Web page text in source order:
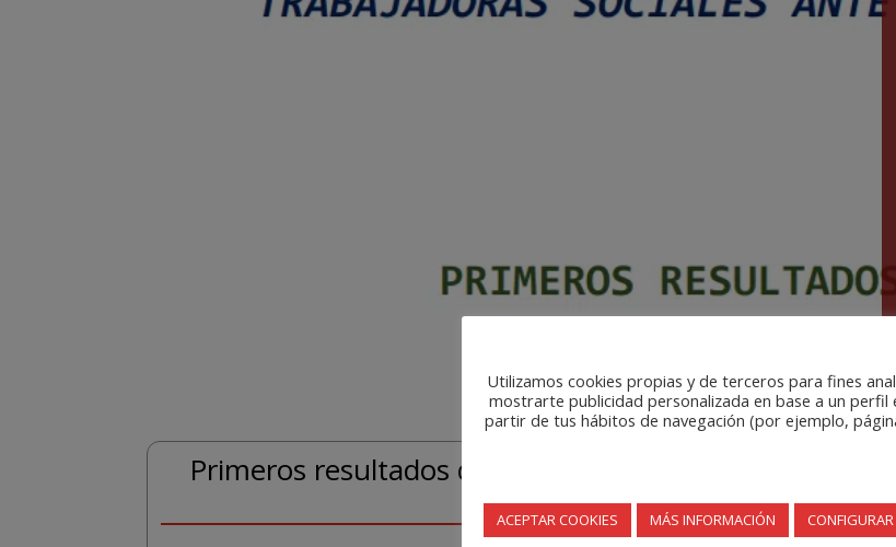
Primeros resultados del estudio sobre «la calidad de
covid-19».
Utilizamos cookies propias y de terceros para fines
mostrarte publicidad personalizada en base a un perfil
partir de tus hábitos de navegación (por ejemplo,
ACEPTAR COOKIES MÁS INFORMACIÓN